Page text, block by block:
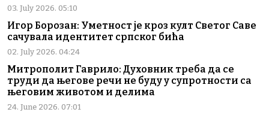
03. July 2026. 05:10
Игор Борозан: Уметност је кроз култ Светог Саве
сачувала идентитет српског бића
02. July 2026. 04:24
Митрополит Гаврило: Духовник треба да се
труди да његове речи не буду у супротности са
његовим животом и делима
24. June 2026. 07:01